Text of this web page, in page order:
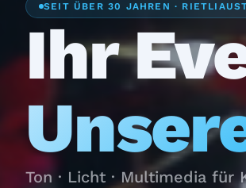
SEIT ÜBER 30 JAHREN ·
Ihr
Ton · Licht · Multimedia für